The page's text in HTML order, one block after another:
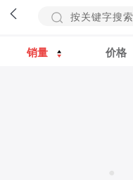
销量 价格